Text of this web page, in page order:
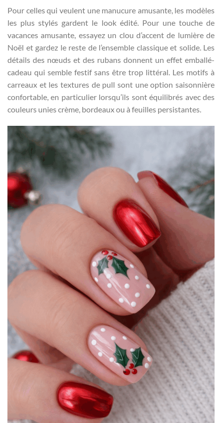
Pour celles qui veulent une manucure amusante, les modèles
les plus stylés gardent le look édité. Pour une touche de
vacances amusante, essayez un clou d’accent de lumière de
Noël et gardez le reste de l’ensemble classique et solide. Les
détails des nœuds et des rubans donnent un effet emballé-
cadeau qui semble festif sans être trop littéral. Les motifs à
carreaux et les textures de pull sont une option saisonnière
confortable, en particulier lorsqu’ils sont équilibrés avec des
couleurs unies crème, bordeaux ou à feuilles persistantes.